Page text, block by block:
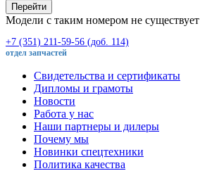
Перейти
Модели с таким номером не существует
+7 (351) 211-59-56 (доб. 114)
отдел запчастей
Свидетельства и сертификаты
Дипломы и грамоты
Новости
Работа у нас
Наши партнеры и дилеры
Почему мы
Новинки спецтехники
Политика качества